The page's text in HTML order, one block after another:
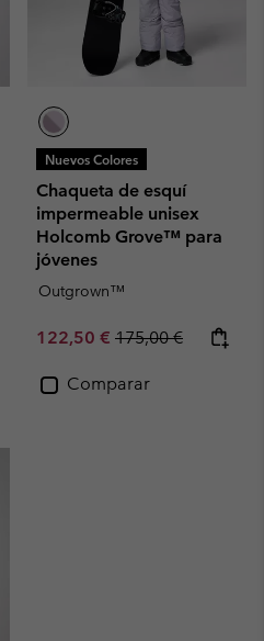
Nuevos Colores
Chaqueta de esquí
impermeable unisex
Holcomb Grove™ para
jóvenes
Outgrown™
Sale price:
122,50 € Regular price:
175,00 €
Comparar